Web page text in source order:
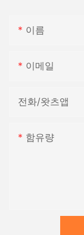
이름
이메일
전화/왓츠앱
함유량